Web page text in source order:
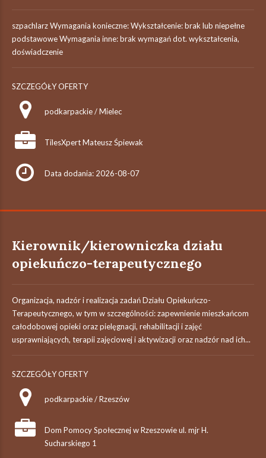
szpachlarz Wymagania konieczne: Wykształcenie: brak lub niepełne
podstawowe Wymagania inne: brak wymagań dot. wykształcenia,
doświadczenie
SZCZEGÓŁY OFERTY
podkarpackie / Mielec
TilesXpert Mateusz Śpiewak
Data dodania: 2026-08-07
Kierownik/kierowniczka działu
opiekuńczo-terapeutycznego
Organizacja, nadzór i realizacja zadań Działu Opiekuńczo-
Terapeutycznego, w tym w szczególności: zapewnienie mieszkańcom
całodobowej opieki oraz pielęgnacji, rehabilitacji i zajęć
usprawniających, terapii zajęciowej i aktywizacji oraz nadzór nad ich...
SZCZEGÓŁY OFERTY
podkarpackie / Rzeszów
Dom Pomocy Społecznej w Rzeszowie ul. mjr H.
Sucharskiego 1